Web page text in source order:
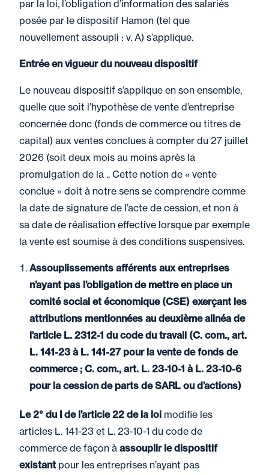
par la loi, l’obligation d’information des salariés
posée par le dispositif Hamon (tel que
nouvellement assoupli : v. A) s’applique.
Entrée en vigueur du nouveau dispositif
Le nouveau dispositif s’applique en son ensemble,
quelle que soit l’hypothèse de vente d’entreprise
concernée donc (fonds de commerce ou titres de
capital) aux ventes conclues à compter du 27 juillet
2026 (soit deux mois au moins après la
promulgation de la .. Cette notion de « vente
conclue » doit à notre sens se comprendre comme
la date de signature de l’acte de cession, et non à
sa date de réalisation effective lorsque par exemple
la vente est soumise à des conditions suspensives.
Assouplissements afférents aux entreprises
n’ayant pas l’obligation de mettre en place un
comité social et économique (CSE) exerçant les
attributions mentionnées au deuxième alinéa de
l’article L. 2312-1 du code du travail (C. com., art.
L. 141-23 à L. 141-27 pour la vente de fonds de
commerce ; C. com., art. L. 23-10-1 à L. 23-10-6
pour la cession de parts de SARL ou d’actions)
Le 2° du I de l’article 22 de la loi modifie les
articles L. 141-23 et L. 23-10-1 du code de
commerce de façon à assouplir le dispositif
existant pour les entreprises n’ayant pas